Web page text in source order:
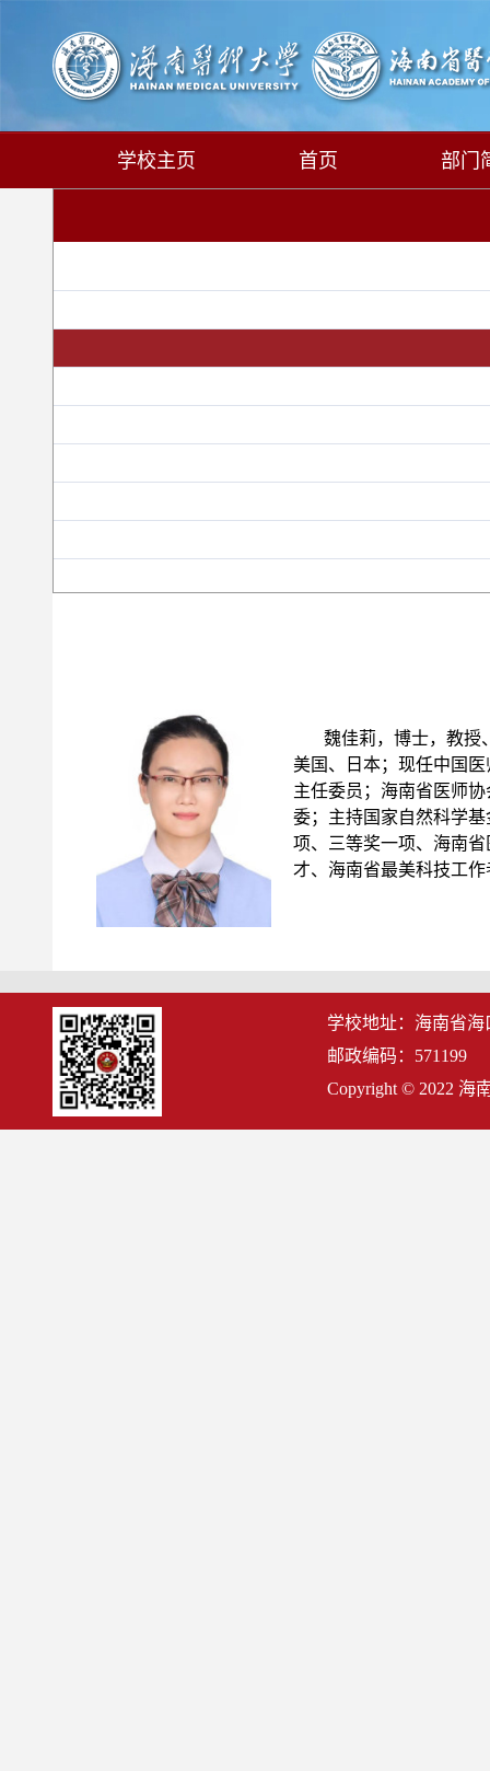
学校主页 首页 部门
魏佳莉， 博士，教授
美国、日本；现任中国
主任委员；海南省医师
委；主持国家自然科学
项、三等奖一项、海南
才、海南省最美科技工
学校地址：海南省
邮政编码：571199
Copyright © 2022 海